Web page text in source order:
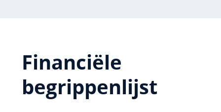
Financiële
begrippenlijst